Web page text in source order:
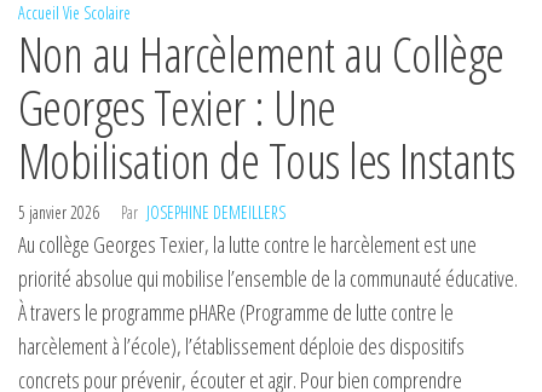
Accueil Vie Scolaire
Non au Harcèlement au Collège
Georges Texier : Une
Mobilisation de Tous les Instants
5 janvier 2026 Par JOSEPHINE DEMEILLERS
Au collège Georges Texier, la lutte contre le harcèlement est une
priorité absolue qui mobilise l’ensemble de la communauté éducative.
À travers le programme pHARe (Programme de lutte contre le
harcèlement à l’école), l’établissement déploie des dispositifs
concrets pour prévenir, écouter et agir. Pour bien comprendre